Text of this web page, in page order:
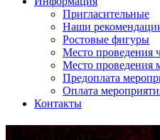
Пригласительные
Наши
Ростовые фигуры
Место проведения
Место проведения
Предоплата
Оплата
Контакты